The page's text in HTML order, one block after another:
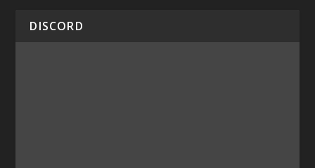
DISCORD